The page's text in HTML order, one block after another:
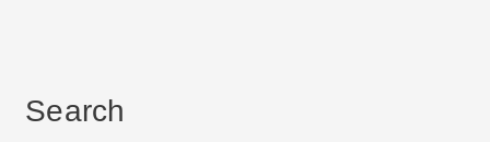
Search